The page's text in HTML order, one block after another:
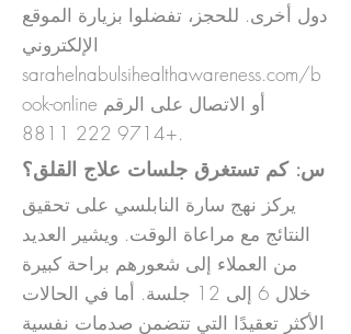
دول أخرى. للحجز، تفضلوا بزيارة الموقع
الإلكتروني
sarahelnabulsihealthawareness.com/b
ook-online أو الاتصال على الرقم
+9714 222 8811.
س: كم تستغرق جلسات علاج القلق؟
يركز نهج سارة النابلسي على تحقيق
النتائج مع مراعاة الوقت. ويشير العديد
من العملاء إلى شعورهم براحة كبيرة
خلال 6 إلى 12 جلسة. أما في الحالات
الأكثر تعقيدًا التي تتضمن صدمات نفسية